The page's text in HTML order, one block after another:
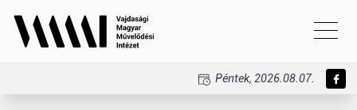
Péntek, 2026.08.07.